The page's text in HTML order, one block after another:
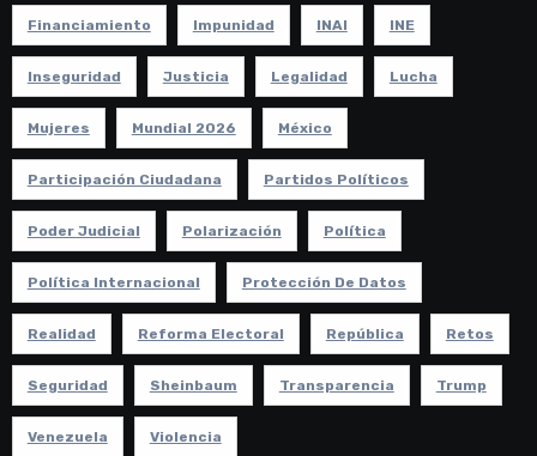
Financiamiento Impunidad INAI INE
Inseguridad Justicia Legalidad Lucha
Mujeres Mundial 2026 México
Participación Ciudadana Partidos Políticos
Poder Judicial Polarización Política
Política Internacional Protección De Datos
Realidad Reforma Electoral República Retos
Seguridad Sheinbaum Transparencia Trump
Venezuela Violencia